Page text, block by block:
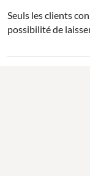
Seuls les clients
possibilité de